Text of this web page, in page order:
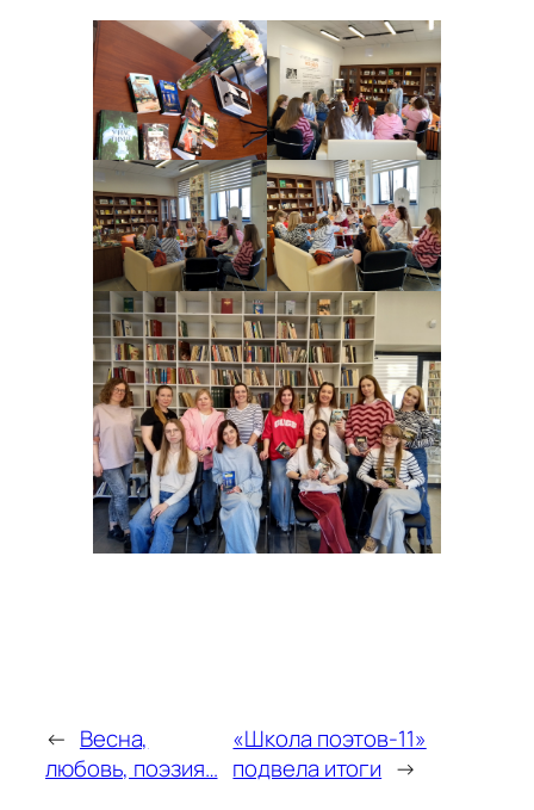
← Весна,
любовь, поэзия…
«Школа поэтов-11»
подвела итоги →